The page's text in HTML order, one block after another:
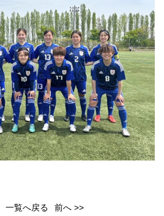
一覧へ戻る 前へ >>